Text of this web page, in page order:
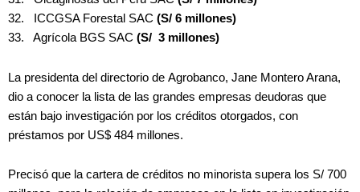
32. ICCGSA Forestal SAC (S/ 6 millones)
33. Agrícola BGS SAC (S/ 3 millones)
La presidenta del directorio de Agrobanco, Jane Montero Arana,
dio a conocer la lista de las grandes empresas deudoras que
están bajo investigación por los créditos otorgados, con
préstamos por US$ 484 millones.
Precisó que la cartera de créditos no minorista supera los S/ 700